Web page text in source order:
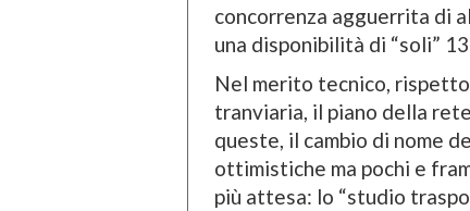
concorrenza agguerrita di
una disponibilità di “soli”
Nel merito tecnico,
tranviaria, il piano della
queste, il cambio di nome
ottimistiche ma pochi e
più attesa: lo “studio